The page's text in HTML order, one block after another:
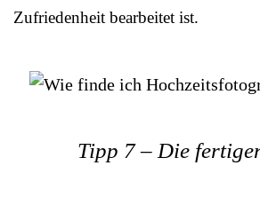
Zufriedenheit bearbeitet ist.
Tipp 7 – Die